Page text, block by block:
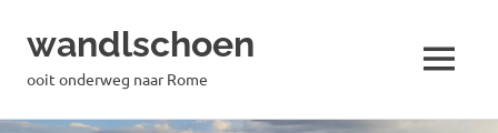
Naar
wandlschoen
ooit onderweg naar Rome MENU